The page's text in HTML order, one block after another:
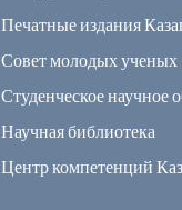
Печатные издания
Совет молодых ученых
Студенческое научное
Научная библиотека
Центр компетенций